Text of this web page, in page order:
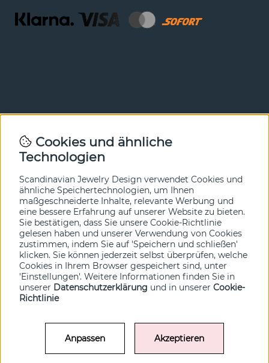
Newsletter
In unserem Newsletter erfahren Sie vor allen anderen
hier an.
Ja bitte!
© SCANDINAVIAN JEWELRY DESIGN / SJD of Sweden AB 2022
Cookies und ähnliche
Technologien
Scandinavian Jewelry Design verwendet Cookies und
ähnliche Speichertechnologien, um Ihnen
maßgeschneiderte Inhalte, relevante Werbung und
eine bessere Erfahrung auf unserer Website zu bieten.
Sie bestätigen, dass Sie unsere Cookie-Richtlinie
gelesen haben und unserer Verwendung von Cookies
zustimmen, indem Sie auf 'Speichern und schließen'
klicken. Sie können jederzeit selbst überprüfen, welche
Cookies in Ihrem Browser gespeichert sind, unter
'Einstellungen'. Weitere Informationen finden Sie in
unserer Datenschutzerklärung und in unserer Cookie-
Richtlinie
Anpassen Akzeptieren